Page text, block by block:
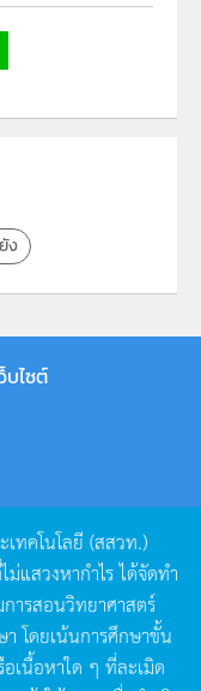
ง
บไซต์
ทคโนโลยี (สสวท.)
แสวงหากำไรได้จัดทำ
การสอนวิทยาศาสตร์
า โดยเน้นการศึกษาขั้น
เนื้อหาใด ๆ ที่ละเมิด